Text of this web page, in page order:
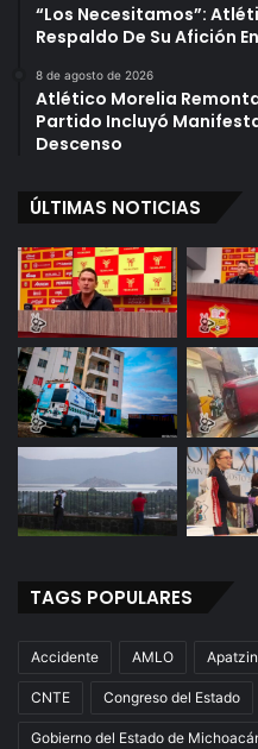
“Los Necesitamos”:
Respaldo De Su Afición
8 de agosto de 2026
Atlético Morelia Remonta
Partido Incluyó
Descenso
ÚLTIMAS NOTICIAS
TAGS POPULARES
Accidente AMLO
CNTE Congreso del Estado
Gobierno del Estado de